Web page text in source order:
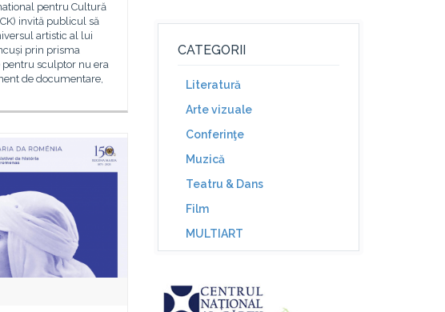
pentru Cultură
invită publicul să
artistic al lui
prin prisma
pentru sculptor nu era
de documentare,
CATEGORII
Literatură
Arte vizuale
Conferinţe
Muzică
Teatru & Dans
Film
MULTIART